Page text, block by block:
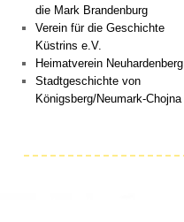
die Mark Brandenburg
Verein für die Geschichte
Küstrins e.V.
Heimatverein Neuhardenberg
Stadtgeschichte von
Königsberg/Neumark-Chojna